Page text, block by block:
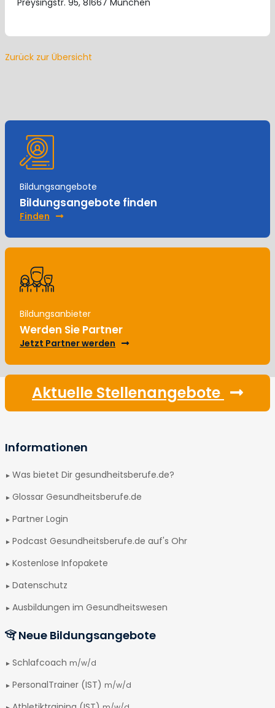
Zurück zur Übersicht
Bildungsangebote
Bildungsangebote finden
Finden
Bildungsanbieter
Werden Sie Partner
Jetzt Partner werden
Aktuelle Stellenangebote
Informationen
Was bietet Dir gesundheitsberufe.de?
Glossar Gesundheitsberufe.de
Partner Login
Podcast Gesundheitsberufe.de auf's Ohr
Kostenlose Infopakete
Datenschutz
Ausbildungen im Gesundheitswesen
Neue Bildungsangebote
Schlafcoach m/w/d
PersonalTrainer (IST) m/w/d